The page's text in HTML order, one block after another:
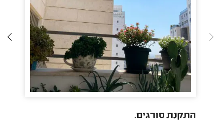
התקנת סורגים.